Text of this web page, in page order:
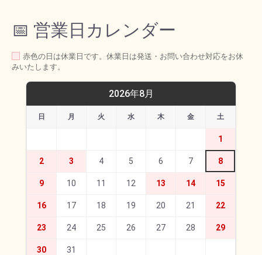
📅 営業日カレンダー
赤色の日は休業日です。休業日は発送・お問い合わせ対応をお休
みいたします。
2026年8月
日 月 火 水 木 金 土
1
2 3 4 5 6 7 8
9 10 11 12 13 14 15
16 17 18 19 20 21 22
23 24 25 26 27 28 29
30 31